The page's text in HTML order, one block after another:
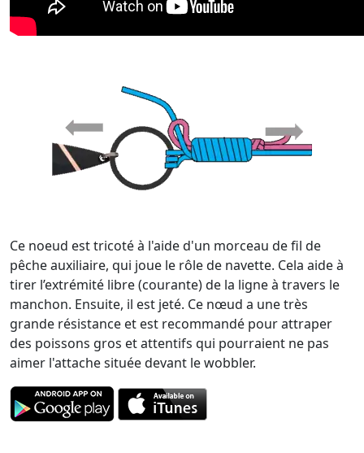
Ce noeud est tricoté à l'aide d'un morceau de fil de
pêche auxiliaire, qui joue le rôle de navette. Cela aide à
tirer l’extrémité libre (courante) de la ligne à travers le
manchon. Ensuite, il est jeté. Ce nœud a une très
grande résistance et est recommandé pour attraper
des poissons gros et attentifs qui pourraient ne pas
aimer l'attache située devant le wobbler.